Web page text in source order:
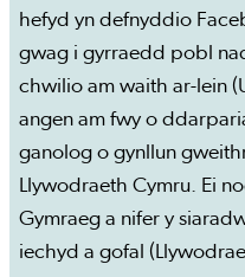
hefyd yn defnyddio
gwag i gyrraedd pobl
chwilio am waith ar-lein
angen am fwy o
ganolog o gynllun
Llywodraeth Cymru. Ei
Gymraeg a nifer y
iechyd a gofal